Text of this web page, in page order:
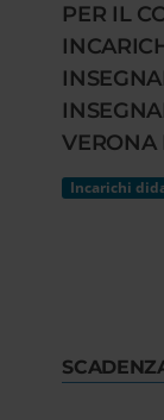
PER IL
VERONA
Incarichi